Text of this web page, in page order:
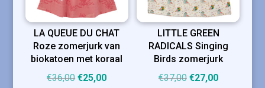
LA QUEUE DU CHAT
Roze zomerjurk van
biokatoen met koraal
€36,00 Oorspronkelijke
€25,00Huidige
LITTLE GREEN
RADICALS Singing
Birds zomerjurk
€37,00 Oorspronkelijke
€27,00Huidige